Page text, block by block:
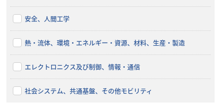
安全、人間工学
熱・流体、環境・エネルギー・資源、材料、生産・製造
エレクトロニクス及び制御、情報・通信
社会システム、共通基盤、その他モビリティ